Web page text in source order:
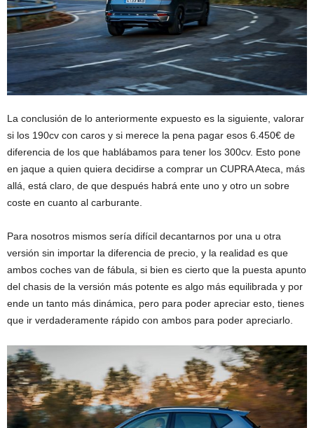
La conclusión de lo anteriormente expuesto es la siguiente, valorar
si los 190cv con caros y si merece la pena pagar esos 6.450€ de
diferencia de los que hablábamos para tener los 300cv. Esto pone
en jaque a quien quiera decidirse a comprar un CUPRA Ateca, más
allá, está claro, de que después habrá ente uno y otro un sobre
coste en cuanto al carburante.
Para nosotros mismos sería difícil decantarnos por una u otra
versión sin importar la diferencia de precio, y la realidad es que
ambos coches van de fábula, si bien es cierto que la puesta apunto
del chasis de la versión más potente es algo más equilibrada y por
ende un tanto más dinámica, pero para poder apreciar esto, tienes
que ir verdaderamente rápido con ambos para poder apreciarlo.